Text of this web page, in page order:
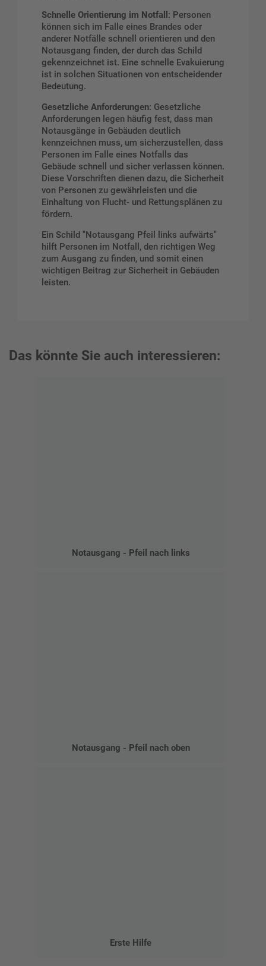
Schnelle Orientierung im Notfall : Personen
können sich im Falle eines Brandes oder
anderer Notfälle schnell orientieren und den
Notausgang finden, der durch das Schild
gekennzeichnet ist. Eine schnelle Evakuierung
ist in solchen Situationen von entscheidender
Bedeutung.
Gesetzliche Anforderungen: Gesetzliche
Anforderungen legen häufig fest, dass man
Notausgänge in Gebäuden deutlich
kennzeichnen muss, um sicherzustellen, dass
Personen im Falle eines Notfalls das
Gebäude schnell und sicher verlassen können.
Diese Vorschriften dienen dazu, die Sicherheit
von Personen zu gewährleisten und die
Einhaltung von Flucht- und Rettungsplänen zu
fördern.
Ein Schild "Notausgang Pfeil links aufwärts"
hilft Personen im Notfall, den richtigen Weg
zum Ausgang zu finden, und somit einen
wichtigen Beitrag zur Sicherheit in Gebäuden
leisten.
Das könnte Sie auch interessieren:
Notausgang - Pfeil nach links
Notausgang - Pfeil nach oben
Erste Hilfe